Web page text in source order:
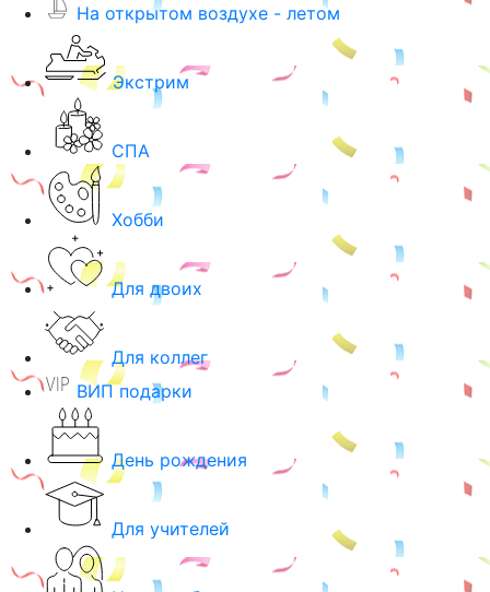
На открытом воздухе - летом
Экстрим
СПА
Хобби
Для двоих
Для коллег
ВИП подарки
День рождения
Для учителей